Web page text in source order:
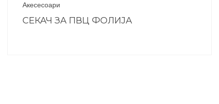
Акесесоари
СЕКАЧ ЗА ПВЦ ФОЛИЈА